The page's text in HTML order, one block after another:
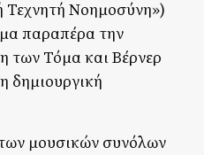
Τεχνητή Νοημοσύνη»)
παραπέρα την
των Τόμα και Βέρνερ
δημιουργική
μουσικών συνόλων